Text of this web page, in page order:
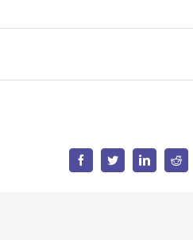
FacebookTwitterLinkedIn